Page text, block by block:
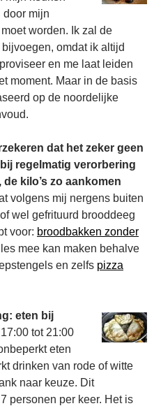
door mijn
worden. Ik zal de
omdat ik altijd
en me laat leiden
moment. Maar in de basis
op de noordelijke
dat het zeker geen
regelmatig verorbering
kilo’s zo aankomen
volgens mij nergens buiten
wel gefrituurd brooddeeg
voor: broodbakken zonder
mee kan maken behalve
en zelfs pizza
eten bij
tot 21:00
eten
drinken van rode of witte
naar keuze. Dit
personen per keer. Het is